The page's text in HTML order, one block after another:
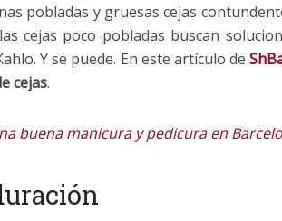
pobladas y gruesas cejas
cejas poco pobladas buscan
Y se puede. En este artículo de
cejas.
buena manicura y pedicura en